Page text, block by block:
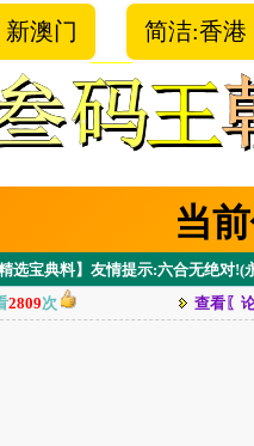
新澳门 简洁:香港
当
宝典料】友情提示:六合无绝对!(
2809次 查看〖